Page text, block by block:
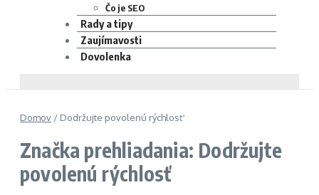
Čo je SEO
Rady a tipy
Zaujímavosti
Dovolenka
Domov / Dodržujte povolenú rýchlosť
Značka prehliadania: Dodržujte
povolenú rýchlosť